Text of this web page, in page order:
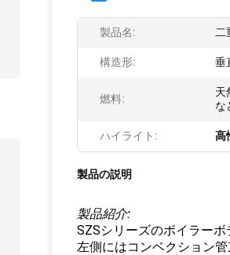
製品名: 二
構造形: 垂
燃料:
天
な
ハイライト: 高
製品の説明
製品紹介:
SZSシリーズのボイラー
左側にはコンベクション